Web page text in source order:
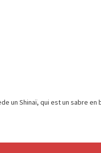
un Shinaï, qui est un sabre en